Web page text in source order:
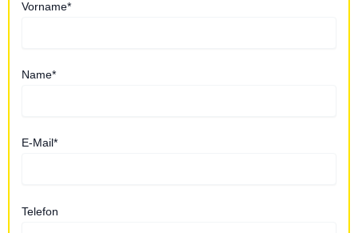
Vorname*
Name*
E-Mail*
Telefon